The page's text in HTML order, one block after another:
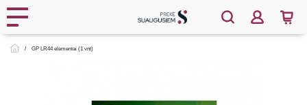
GP LR44 elementai (1 vnt)